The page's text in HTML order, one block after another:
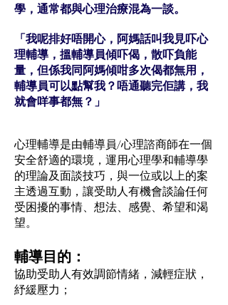
學，通常都與心理治療混為一談。
「我呢排好唔開心，阿媽話叫我見吓心
理輔導，搵輔導員傾吓偈，散吓負能
量，但係我同阿媽傾咁多次偈都無用，
輔導員可以點幫我？唔通聽完佢講，我
就會咩事都無？」
心理輔導是由輔導員/心理諮商師在一個
安全舒適的環境，運用心理學和輔導學
的理論及面談技巧，與一位或以上的案
主透過互動，讓受助人有機會談論任何
受困擾的事情、想法、感覺、希望和渴
望。
輔導目的：
協助受助人有效調節情緒，減輕症狀，
紓緩壓力；